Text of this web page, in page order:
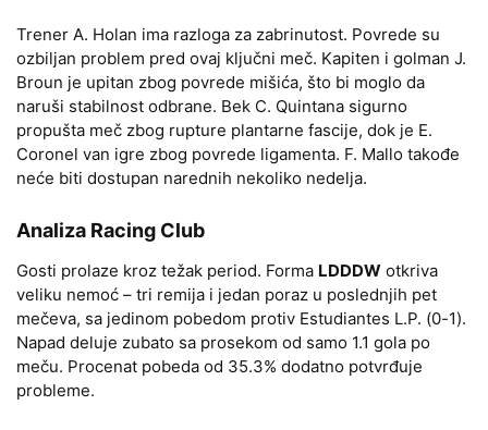
Trener A. Holan ima razloga za zabrinutost. Povrede su
ozbiljan problem pred ovaj ključni meč. Kapiten i golman J.
Broun je upitan zbog povrede mišića, što bi moglo da
naruši stabilnost odbrane. Bek C. Quintana sigurno
propušta meč zbog rupture plantarne fascije, dok je E.
Coronel van igre zbog povrede ligamenta. F. Mallo takođe
neće biti dostupan narednih nekoliko nedelja.
Analiza Racing Club
Gosti prolaze kroz težak period. Forma LDDDW otkriva
veliku nemoć – tri remija i jedan poraz u poslednjih pet
mečeva, sa jedinom pobedom protiv Estudiantes L.P. (0-1).
Napad deluje zubato sa prosekom od samo 1.1 gola po
meču. Procenat pobeda od 35.3% dodatno potvrđuje
probleme.